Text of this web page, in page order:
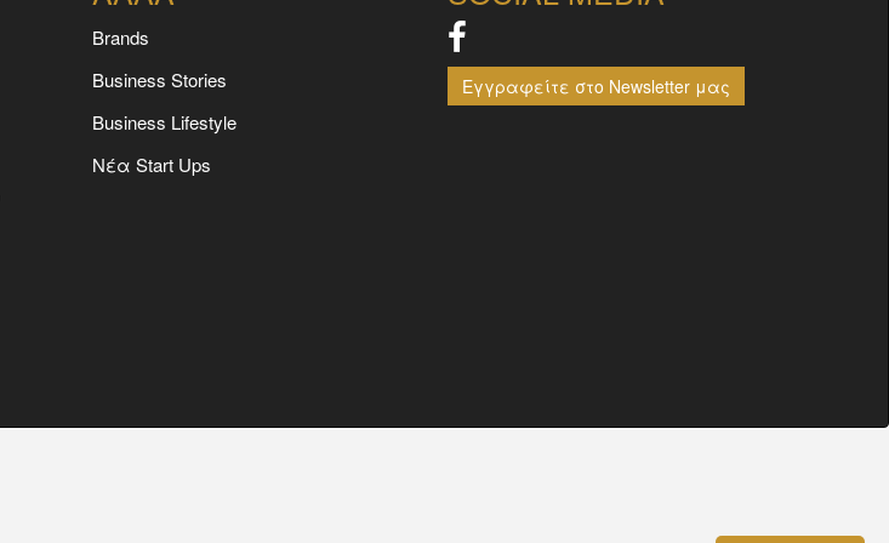
Brands
Business Stories
Business Lifestyle
Νέα Start Ups
Εγγραφείτε στο Newsletter μας